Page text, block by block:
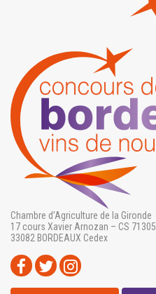
Chambre d’Agriculture de la Gironde
17 cours Xavier Arnozan – CS 71305
33082 BORDEAUX Cedex